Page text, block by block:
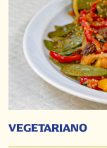
VEGETARIANO